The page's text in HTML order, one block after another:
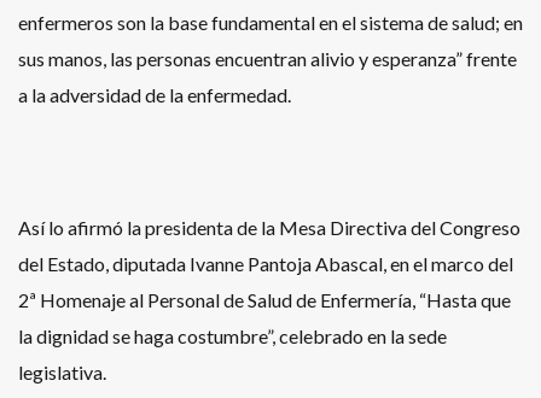
enfermeros son la base fundamental en el sistema de salud; en
sus manos, las personas encuentran alivio y esperanza” frente
a la adversidad de la enfermedad.
Así lo afirmó la presidenta de la Mesa Directiva del Congreso
del Estado, diputada Ivanne Pantoja Abascal, en el marco del
2ª Homenaje al Personal de Salud de Enfermería, “Hasta que
la dignidad se haga costumbre”, celebrado en la sede
legislativa.